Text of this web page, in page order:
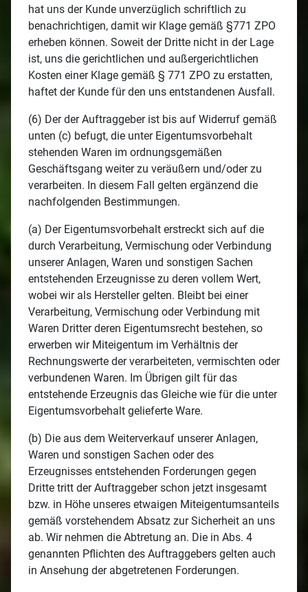
hat uns der Kunde unverzüglich schriftlich zu
benachrichtigen, damit wir Klage gemäß §771 ZPO
erheben können. Soweit der Dritte nicht in der Lage
ist, uns die gerichtlichen und außergerichtlichen
Kosten einer Klage gemäß § 771 ZPO zu erstatten,
haftet der Kunde für den uns entstandenen Ausfall.
(6) Der der Auftraggeber ist bis auf Widerruf gemäß
unten (c) befugt, die unter Eigentumsvorbehalt
stehenden Waren im ordnungsgemäßen
Geschäftsgang weiter zu veräußern und/oder zu
verarbeiten. In diesem Fall gelten ergänzend die
nachfolgenden Bestimmungen.
(a) Der Eigentumsvorbehalt erstreckt sich auf die
durch Verarbeitung, Vermischung oder Verbindung
unserer Anlagen, Waren und sonstigen Sachen
entstehenden Erzeugnisse zu deren vollem Wert,
wobei wir als Hersteller gelten. Bleibt bei einer
Verarbeitung, Vermischung oder Verbindung mit
Waren Dritter deren Eigentumsrecht bestehen, so
erwerben wir Miteigentum im Verhältnis der
Rechnungswerte der verarbeiteten, vermischten oder
verbundenen Waren. Im Übrigen gilt für das
entstehende Erzeugnis das Gleiche wie für die unter
Eigentumsvorbehalt gelieferte Ware.
(b) Die aus dem Weiterverkauf unserer Anlagen,
Waren und sonstigen Sachen oder des
Erzeugnisses entstehenden Forderungen gegen
Dritte tritt der Auftraggeber schon jetzt insgesamt
bzw. in Höhe unseres etwaigen Miteigentumsanteils
gemäß vorstehendem Absatz zur Sicherheit an uns
ab. Wir nehmen die Abtretung an. Die in Abs. 4
genannten Pflichten des Auftraggebers gelten auch
in Ansehung der abgetretenen Forderungen.